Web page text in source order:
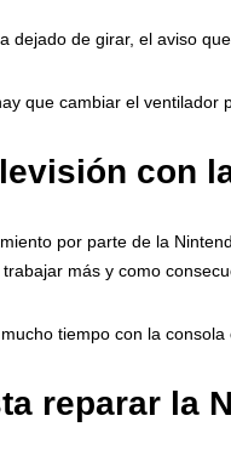
dejado de girar, el aviso
que cambiar el ventilador
con
por parte de la
más y como
tiempo con la
reparar la